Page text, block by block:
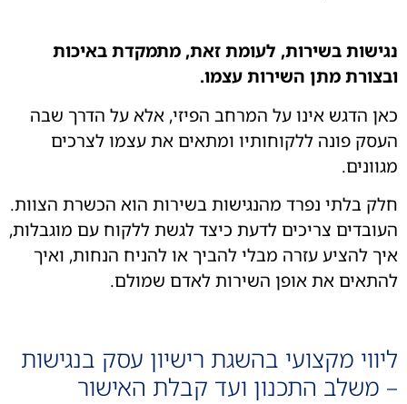
בשירות, לעומת זאת, מתמקדת באיכות
מתן השירות עצמו.
הדגש אינו על המרחב הפיזי, אלא על הדרך שבה
פונה ללקוחותיו ומתאים את עצמו לצרכים
בלתי נפרד מהנגישות בשירות הוא הכשרת הצוות.
צריכים לדעת כיצד לגשת ללקוח עם מוגבלות,
להציע עזרה מבלי להביך או להניח הנחות, ואיך
את אופן השירות לאדם שמולם.
מקצועי בהשגת רישיון עסק בנגישות
התכנון ועד קבלת האישור